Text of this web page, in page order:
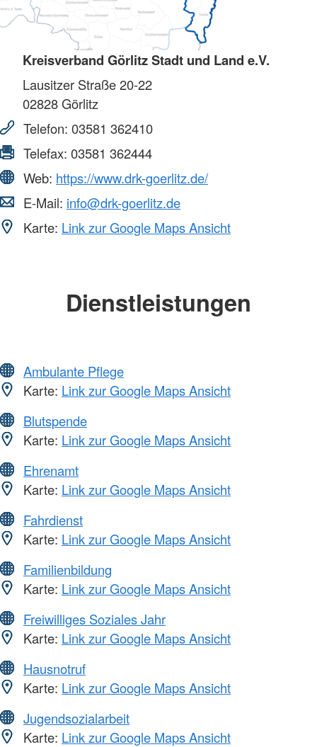
Kreisverband Görlitz Stadt und Land e.V.
Lausitzer Straße 20-22
02828Görlitz
Telefon: 03581 362410
Telefax: 03581 362444
Web: https://www.drk-goerlitz.de/
E-Mail: info@drk-goerlitz.de
Karte: Link zur Google Maps Ansicht
Dienstleistungen
Ambulante Pflege
Karte: Link zur Google Maps Ansicht
Blutspende
Karte: Link zur Google Maps Ansicht
Ehrenamt
Karte: Link zur Google Maps Ansicht
Fahrdienst
Karte: Link zur Google Maps Ansicht
Familienbildung
Karte: Link zur Google Maps Ansicht
Freiwilliges Soziales Jahr
Karte: Link zur Google Maps Ansicht
Hausnotruf
Karte: Link zur Google Maps Ansicht
Jugendsozialarbeit
Karte: Link zur Google Maps Ansicht